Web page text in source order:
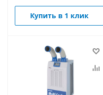
Купить в 1 клик